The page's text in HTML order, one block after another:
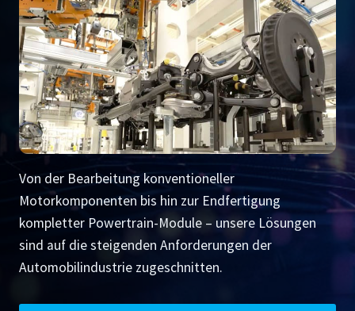
Von der Bearbeitung konventioneller
Motorkomponenten bis hin zur Endfertigung
kompletter Powertrain-Module – unsere Lösungen
sind auf die steigenden Anforderungen der
Automobilindustrie zugeschnitten.